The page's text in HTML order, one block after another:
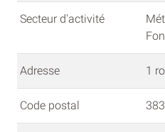
Secteur d'activité
Adresse 1
Code postal